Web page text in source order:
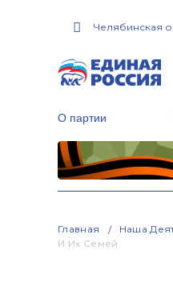
Челябинская
О партии
Главная Наша
И Их Семей